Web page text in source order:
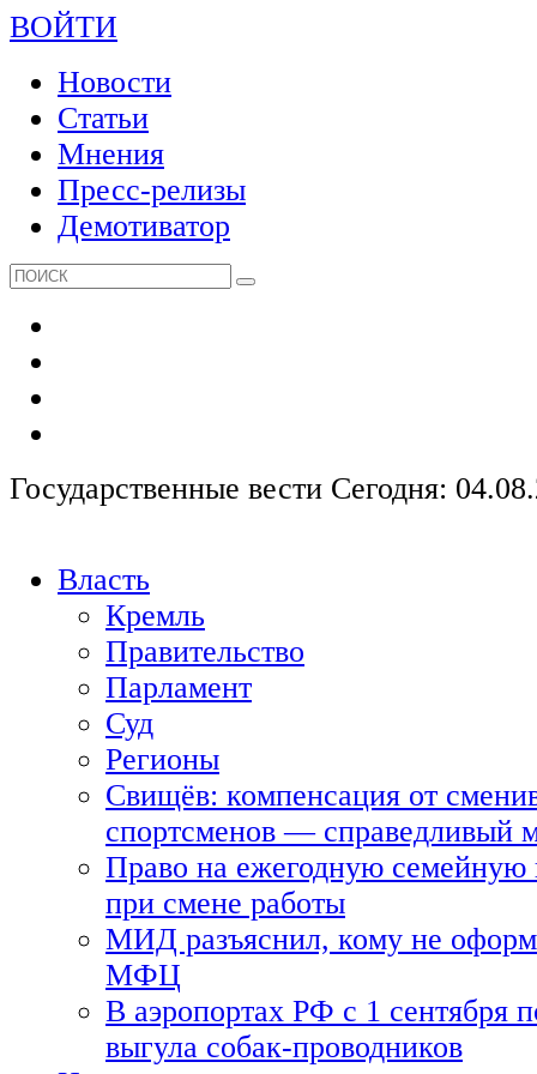
ВОЙТИ
Новости
Статьи
Мнения
Пресс-релизы
Демотиватор
Государственные вести Сегодня:
Власть
Кремль
Правительство
Парламент
Суд
Регионы
Свищёв: компенсация от
спортсменов — справедливый
Право на ежегодную семейную
при смене работы
МИД разъяснил, кому не
МФЦ
В аэропортах РФ с 1 сентября
выгула собак-проводников